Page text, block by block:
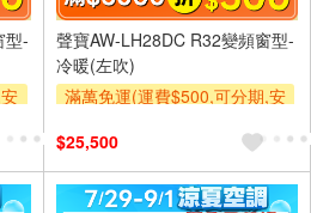
型-
聲寶AW-LH28DC R32變頻窗型-
冷暖(左吹)
滿萬免運(運費$500,可分期,安
及使用6期以上分期0利率,需付
基本安裝運費)
滿額折$500
$25,500